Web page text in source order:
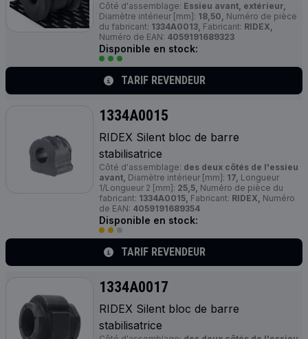
Côté d'assemblage: Essieu avant, extérieur,
Diamètre intérieur [mm]: 18,50, Numéro de pièce
du fabricant: 1334A0013, Fabricant: RIDEX,
Numéro de EAN: 4059191689323
Disponible en stock:
TARIF REVENDEUR
1334A0015
RIDEX Silent bloc de barre
stabilisatrice
Côté d'assemblage: des deux côtés de l'essieu
avant, Diamètre intérieur [mm]: 17, Longueur
1/Longueur 2 [mm]: 25,5, Numéro de pièce du
fabricant: 1334A0015, Fabricant: RIDEX, Numéro
de EAN: 4059191689354
Disponible en stock:
TARIF REVENDEUR
1334A0017
RIDEX Silent bloc de barre
stabilisatrice